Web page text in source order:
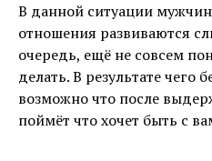
В данной ситуации
отношения развиваются
очередь, ещё не совсем
делать. В результате чего
возможно что после
поймёт что хочет быть с